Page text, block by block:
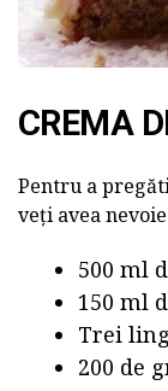
CREMA
Pentru a
veți avea
500 ml
150 ml
Trei
200 de